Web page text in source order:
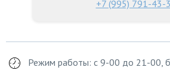
+7 (995) 791-43-
Режим работы: с 9-00 до 21-00,